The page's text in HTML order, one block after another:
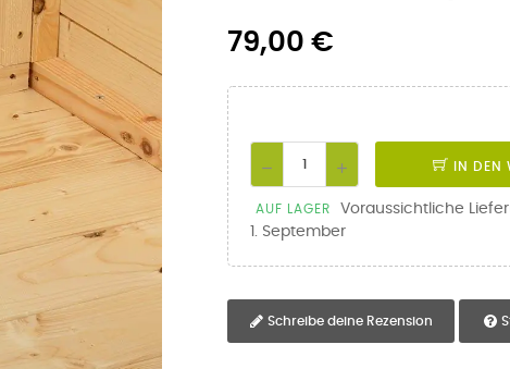
79,00 €
IN DEN
AUF LAGER
Voraussichtliche
1. September
Schreibe deine Rezension